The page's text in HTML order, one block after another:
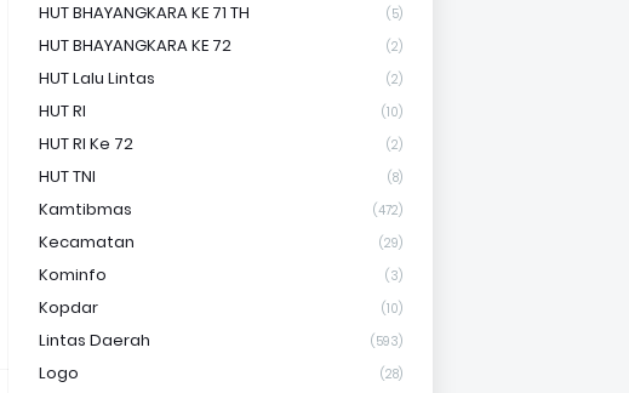
HUT BHAYANGKARA KE 71 TH (5)
HUT BHAYANGKARA KE 72 (2)
HUT Lalu Lintas (2)
HUT RI (10)
HUT RI Ke 72 (2)
HUT TNI (8)
Kamtibmas (472)
Kecamatan (29)
Kominfo (3)
Kopdar (10)
Lintas Daerah (593)
Logo (28)